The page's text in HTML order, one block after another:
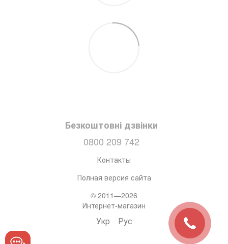
Безкоштовні дзвінки
0800 209 742
Контакты
Полная версия сайта
© 2011—2026
Интернет-магазин
Укр Рус